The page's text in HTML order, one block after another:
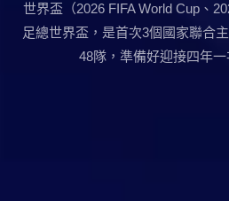
世界盃（2026 FIFA World Cup、
足總世界盃，是首次3個國家聯合
48隊，準備好迎接四年一